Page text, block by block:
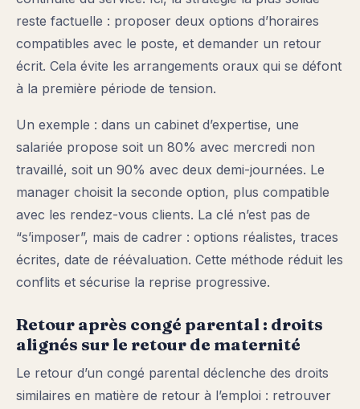
reste factuelle : proposer deux options d’horaires
compatibles avec le poste, et demander un retour
écrit. Cela évite les arrangements oraux qui se défont
à la première période de tension.
Un exemple : dans un cabinet d’expertise, une
salariée propose soit un 80% avec mercredi non
travaillé, soit un 90% avec deux demi-journées. Le
manager choisit la seconde option, plus compatible
avec les rendez-vous clients. La clé n’est pas de
“s’imposer”, mais de cadrer : options réalistes, traces
écrites, date de réévaluation. Cette méthode réduit les
conflits et sécurise la reprise progressive.
Retour après congé parental : droits
alignés sur le retour de maternité
Le retour d’un congé parental déclenche des droits
similaires en matière de retour à l’emploi : retrouver